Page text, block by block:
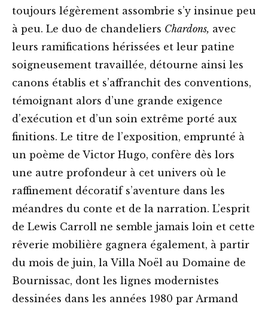
toujours légèrement assombrie s’y insinue peu
à peu. Le duo de chandeliers Chardons, avec
leurs ramifications hérissées et leur patine
soigneusement travaillée, détourne ainsi les
canons établis et s’affranchit des conventions,
témoignant alors d’une grande exigence
d’exécution et d’un soin extrême porté aux
finitions. Le titre de l’exposition, emprunté à
un poème de Victor Hugo, confère dès lors
une autre profondeur à cet univers où le
raffinement décoratif s’aventure dans les
méandres du conte et de la narration. L’esprit
de Lewis Carroll ne semble jamais loin et cette
rêverie mobilière gagnera également, à partir
du mois de juin, la Villa Noël au Domaine de
Bournissac, dont les lignes modernistes
dessinées dans les années 1980 par Armand